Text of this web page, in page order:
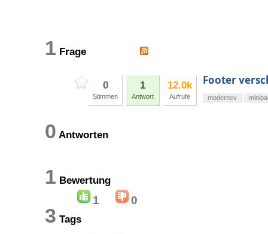
1 Frage
0
Stimmen
1
Antwort
12.0k
Aufrufe
Footer
moderncv
0 Antworten
1 Bewertung
1 0
3 Tags